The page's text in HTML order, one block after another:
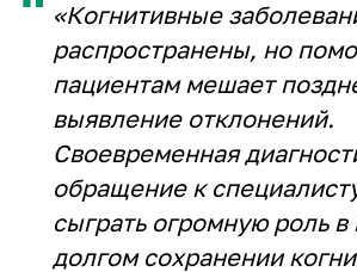
«Когнитивные
распространены, но
пациентам мешает
выявление отклонений.
Своевременная
обращение к
сыграть огромную роль
долгом сохранении